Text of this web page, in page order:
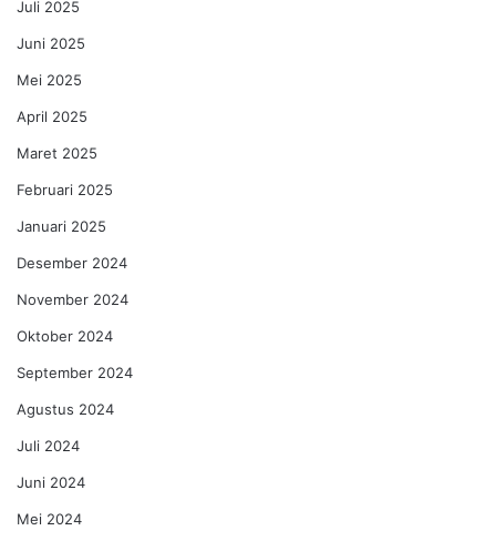
Juli 2025
Juni 2025
Mei 2025
April 2025
Maret 2025
Februari 2025
Januari 2025
Desember 2024
November 2024
Oktober 2024
September 2024
Agustus 2024
Juli 2024
Juni 2024
Mei 2024